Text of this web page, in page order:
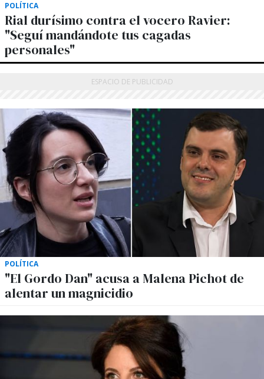
POLÍTICA
Rial durísimo contra el vocero Ravier:
"Seguí mandándote tus cagadas
personales"
POLÍTICA
"El Gordo Dan" acusa a Malena Pichot de
alentar un magnicidio